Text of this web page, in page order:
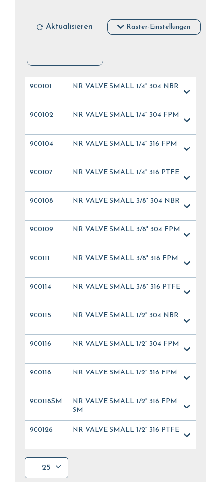
Aktualisieren Raster-Einstellungen
900101 NR VALVE SMALL 1/4" 304 NBR
900102 NR VALVE SMALL 1/4" 304 FPM
900104 NR VALVE SMALL 1/4" 316 FPM
900107 NR VALVE SMALL 1/4" 316 PTFE
900108 NR VALVE SMALL 3/8" 304 NBR
900109 NR VALVE SMALL 3/8" 304 FPM
900111 NR VALVE SMALL 3/8" 316 FPM
900114 NR VALVE SMALL 3/8" 316 PTFE
900115 NR VALVE SMALL 1/2" 304 NBR
900116 NR VALVE SMALL 1/2" 304 FPM
900118 NR VALVE SMALL 1/2" 316 FPM
900118SM
NR VALVE SMALL 1/2" 316 FPM
SM
900126 NR VALVE SMALL 1/2" 316 PTFE
25